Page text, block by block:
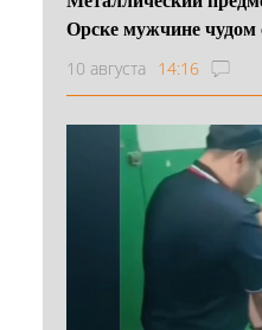
Орске мужчине чудом
10 августа 14:16